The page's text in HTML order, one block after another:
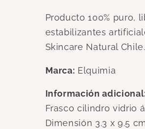
Producto 100% puro,
estabilizantes
Skincare Natural
Marca: Elquimia
Información
Frasco cilindro vidrio
Dimensión 3.3 x 9.5